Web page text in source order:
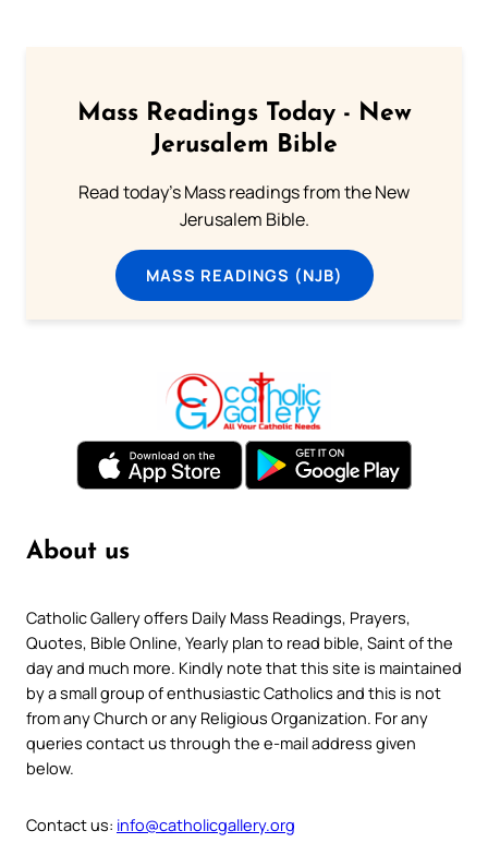
Mass Readings Today - New
Jerusalem Bible
Read today's Mass readings from the New
Jerusalem Bible.
MASS READINGS (NJB)
About us
Catholic Gallery offers Daily Mass Readings, Prayers,
Quotes, Bible Online, Yearly plan to read bible, Saint of the
day and much more. Kindly note that this site is maintained
by a small group of enthusiastic Catholics and this is not
from any Church or any Religious Organization. For any
queries contact us through the e-mail address given
below.
Contact us: info@catholicgallery.org